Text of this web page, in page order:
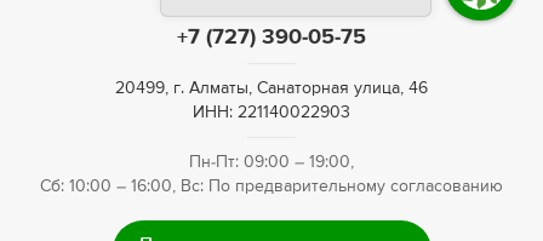
+7 (727) 390-05-75
20499, г. Алматы, Санаторная улица, 46
ИНН: 221140022903
Пн-Пт: 09:00 – 19:00,
Сб: 10:00 – 16:00, Вс: По предварительному согласованию